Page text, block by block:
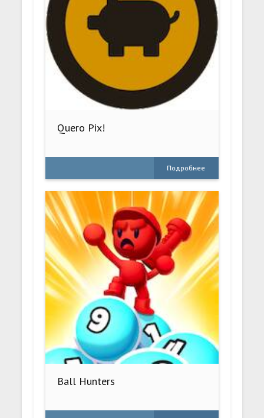
Quero Pix!
Подробнее
Ball Hunters